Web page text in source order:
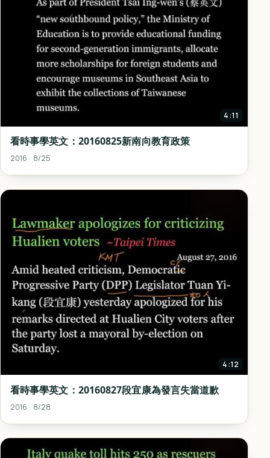
4:11
看時事學英文：20160825新南向教育政策
2016 · 8/25
4:12
看時事學英文：20160827段宜康為發言失當道歉
2016 · 8/28